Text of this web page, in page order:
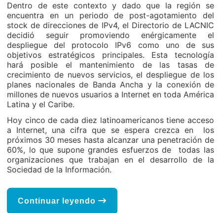
Dentro de este contexto y dado que la región se
encuentra en un periodo de post-agotamiento del
stock de direcciones de IPv4, el Directorio de LACNIC
decidió seguir promoviendo enérgicamente el
despliegue del protocolo IPv6 como uno de sus
objetivos estratégicos principales. Esta tecnología
hará posible el mantenimiento de las tasas de
crecimiento de nuevos servicios, el despliegue de los
planes nacionales de Banda Ancha y la conexión de
millones de nuevos usuarios a Internet en toda América
Latina y el Caribe.
Hoy cinco de cada diez latinoamericanos tiene acceso
a Internet, una cifra que se espera crezca en los
próximos 30 meses hasta alcanzar una penetración de
60%, lo que supone grandes esfuerzos de todas las
organizaciones que trabajan en el desarrollo de la
Sociedad de la Información.
Continuar leyendo